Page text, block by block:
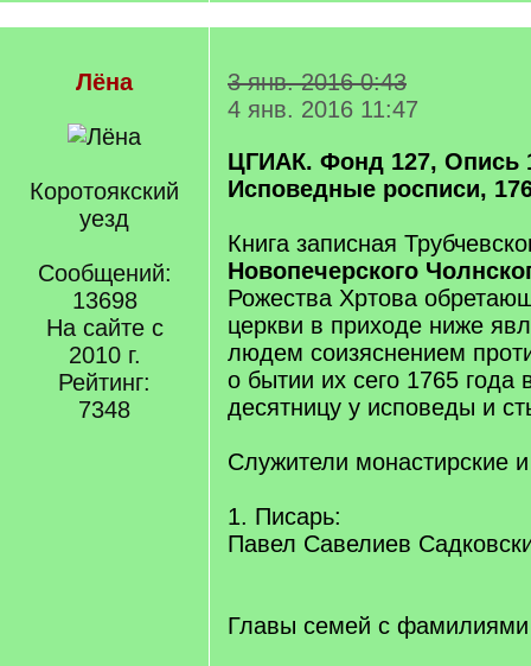
Лёна
Коротоякский
уезд
Сообщений:
13698
На сайте с
2010 г.
Рейтинг:
7348
3 янв. 2016 0:43
4 янв. 2016 11:47
ЦГИАК. Фонд 127, Опись
Исповедные росписи,
Книга записная
Новопечерского
Рожества Хртова
церкви в приходе ниже
людем соизяснением
о бытии их сего 1765 года
десятницу у исповеды и
Служители монастирские
1. Писарь:
Павел Савелиев
Главы семей с фамилиями